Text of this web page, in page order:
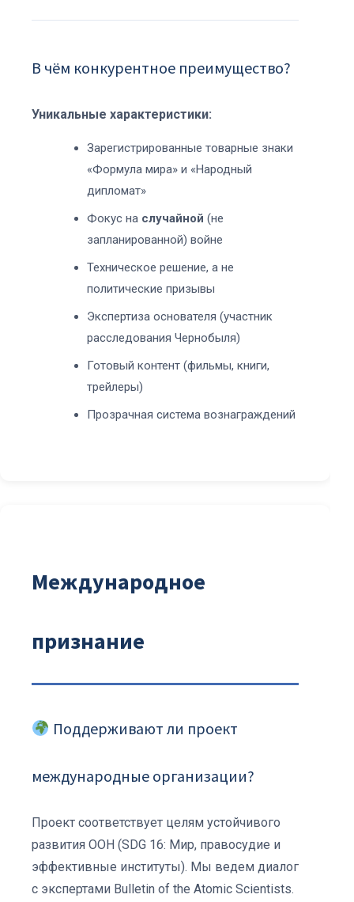
В чём конкурентное преимущество?
Уникальные характеристики:
Зарегистрированные товарные знаки
«Формула мира» и «Народный
дипломат»
Фокус на случайной (не
запланированной) войне
Техническое решение, а не
политические призывы
Экспертиза основателя (участник
расследования Чернобыля)
Готовый контент (фильмы, книги,
трейлеры)
Прозрачная система вознаграждений
Международное
признание
Поддерживают ли проект
международные организации?
Проект соответствует целям устойчивого
развития ООН (SDG 16: Мир, правосудие и
эффективные институты). Мы ведем диалог
с экспертами Bulletin of the Atomic Scientists.